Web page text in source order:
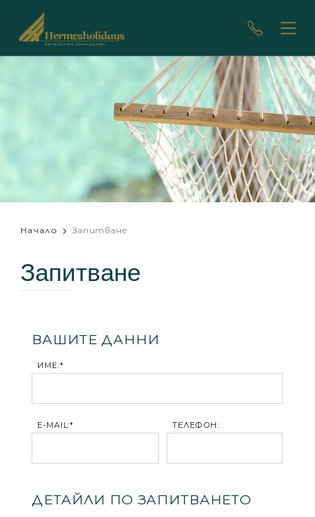
Начало Запитване
Запитване
ВАШИТЕ ДАННИ
ИМЕ:*
E-MAIL:* ТЕЛЕФОН:
ДЕТАЙЛИ ПО ЗАПИТВАНЕТО